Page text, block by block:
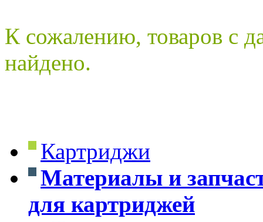
К сожалению, товаров с
найдено.
Картриджи
Материалы и
для картриджей